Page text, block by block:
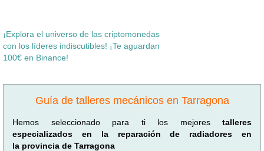
¡Explora el universo de las criptomonedas
con los líderes indiscutibles! ¡Te aguardan
100€ en Binance!
Guía de talleres mecánicos en Tarragona
Hemos seleccionado para ti los mejores talleres
especializados en la reparación de radiadores en
la provincia de Tarragona